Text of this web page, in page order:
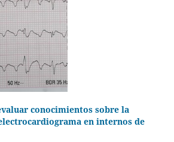
conocimientos sobre la
en internos de